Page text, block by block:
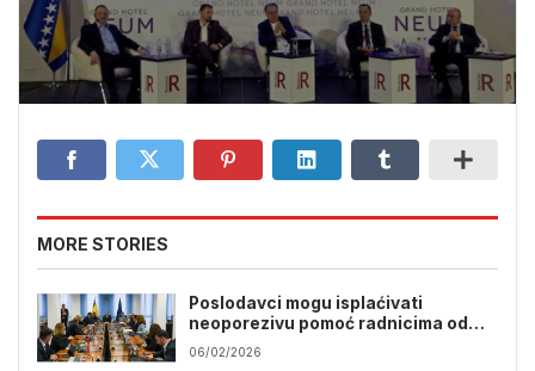
MORE STORIES
Poslodavci mogu isplaćivati
neoporezivu pomoć radnicima od
januara do juna 2026.
06/02/2026